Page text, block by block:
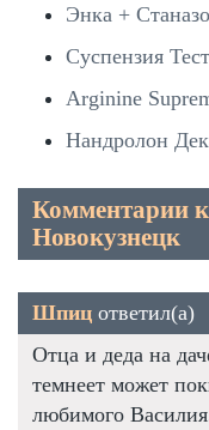
Энка +
Суспензия
Arginine
Нандролон
Комментарии
Новокузнецк
Шпиц ответил(а)
Отца и деда на
темнеет может
любимого